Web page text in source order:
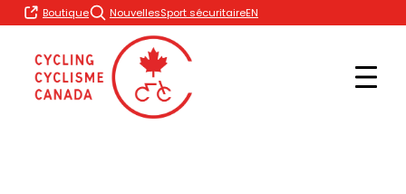
Skip
to
Boutique NouvellesSport sécuritaireEN